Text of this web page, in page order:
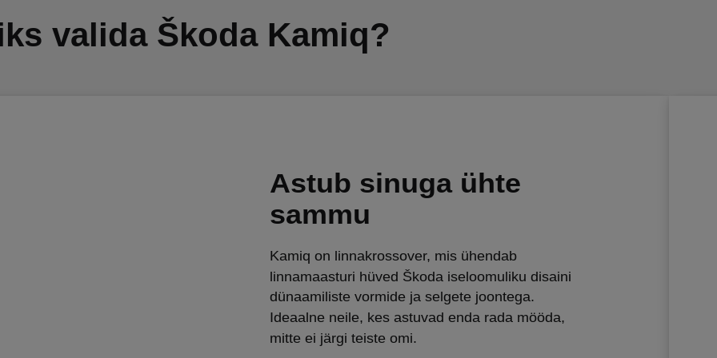
valida Škoda Kamiq?
Astub sinuga ühte
sammu
Kamiq on linnakrossover, mis ühendab
linnamaasturi hüved Škoda iseloomuliku disaini
dünaamiliste vormide ja selgete joontega.
Ideaalne neile, kes astuvad enda rada mööda,
mitte ei järgi teiste omi.